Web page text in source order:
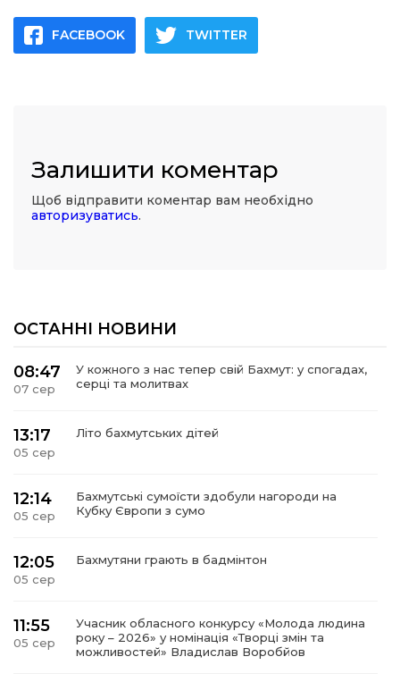
FACEBOOK TWITTER
Залишити коментар
Щоб відправити коментар вам необхідно
авторизуватись.
ОСТАННІ НОВИНИ
08:47
07 сер
У кожного з нас тепер свій Бахмут: у спогадах,
серці та молитвах
13:17
05 сер
Літо бахмутських дітей
12:14
05 сер
Бахмутські сумоїсти здобули нагороди на
Кубку Європи з сумо
12:05
05 сер
Бахмутяни грають в бадмінтон
11:55
05 сер
Учасник обласного конкурсу «Молода людина
року – 2026» у номінація «Творці змін та
можливостей» Владислав Воробйов